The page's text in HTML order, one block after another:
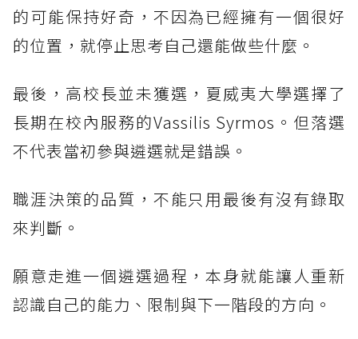
的可能保持好奇，不因為已經擁有一個很好
的位置，就停止思考自己還能做些什麼。
最後，高校長並未獲選，夏威夷大學選擇了
長期在校內服務的Vassilis Syrmos。但落選
不代表當初參與遴選就是錯誤。
職涯決策的品質，不能只用最後有沒有錄取
來判斷。
願意走進一個遴選過程，本身就能讓人重新
認識自己的能力、限制與下一階段的方向。